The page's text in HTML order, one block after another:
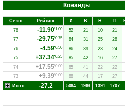
Команды
Сезон Рейтинг И В Н П
78
-11.90*1.00 52 21 10 21
77
-29.75*0.75 84 31 25 28
76
-4.59*0.50 86 39 23 24
75
+37.34*0.25 85 42 16 27
74
+17.55*0.00 85 41 22 22
73
+9.39*0.00 88 44 17 27
Итого:
-27.2 5064 1966 1391 1707